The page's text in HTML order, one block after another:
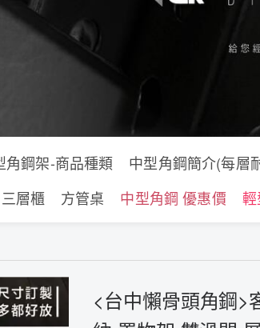
角鋼架-商品種類
中型角鋼簡介(每層
三層櫃 方管桌 中型角鋼 優惠價
<台中懶骨頭角鋼>